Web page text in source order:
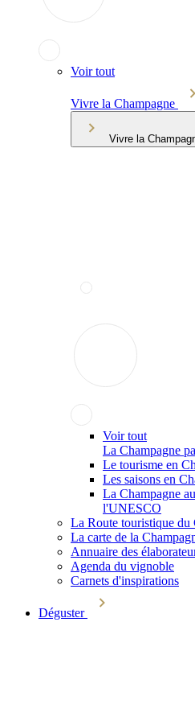
Voir tout
Vivre la Champagne
Vivre la
Voir tout
La Champagne
Le tourisme en
Les saisons en
La Champagne
l'UNESCO
La Route touristique du
La carte de la
Annuaire des
Agenda du vignoble
Carnets d'inspirations
Déguster